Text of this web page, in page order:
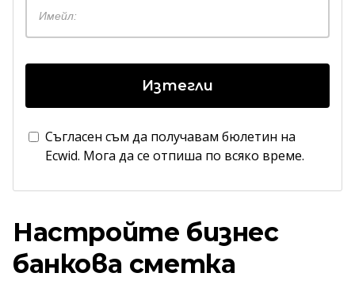
Изтегли
Съгласен съм да получавам бюлетин на
Ecwid. Мога да се отпиша по всяко време.
Настройте бизнес
банкова сметка